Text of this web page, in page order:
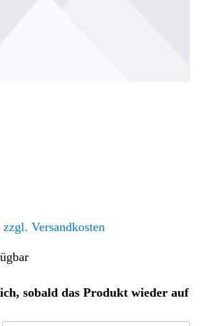
Versandkosten
sobald das Produkt wieder auf